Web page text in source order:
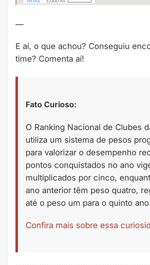
—
E aí, o que achou? Conseguiu
time? Comenta aí!
Fato Curioso:
O Ranking Nacional de Clubes
utiliza um sistema de pesos
para valorizar o desempenho
pontos conquistados no ano
multiplicados por cinco,
ano anterior têm peso quatro,
até o peso um para o quinto
Confira mais sobre essa